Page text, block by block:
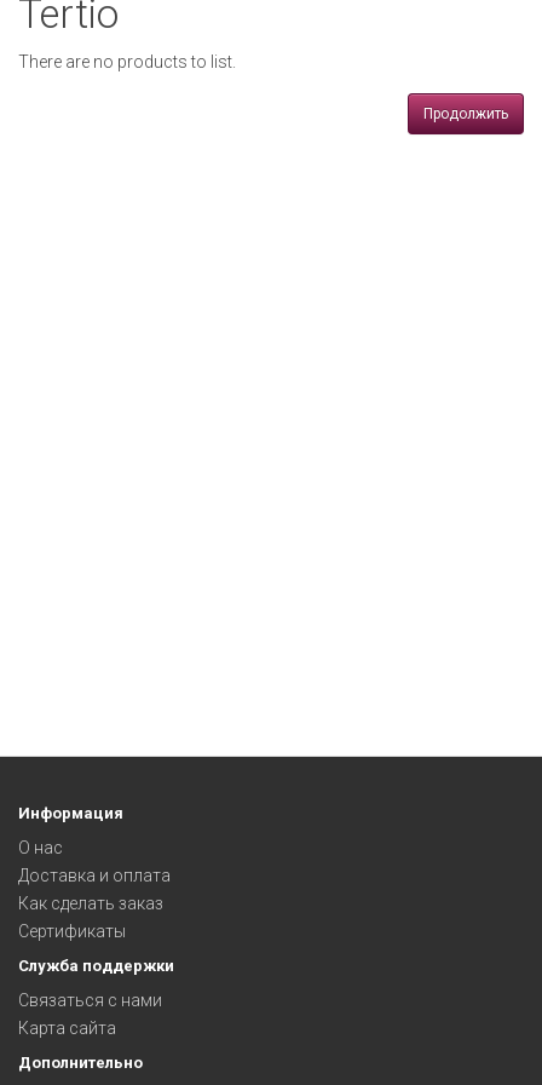
Tertio
There are no products to list.
Продолжить
Информация
О нас
Доставка и оплата
Как сделать заказ
Сертификаты
Служба поддержки
Связаться с нами
Карта сайта
Дополнительно